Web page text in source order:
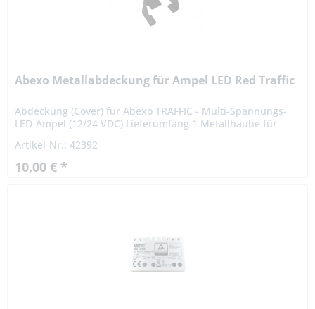
Abexo Metallabdeckung für Ampel LED Red Traffic
Abdeckung (Cover) für Abexo TRAFFIC - Multi-Spannungs-
LED-Ampel (12/24 VDC) Lieferumfang 1 Metallhaube für
Artikel-Nr.: 42392
10,00 € *